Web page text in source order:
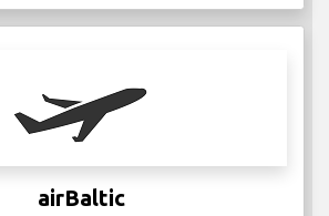
airBaltic